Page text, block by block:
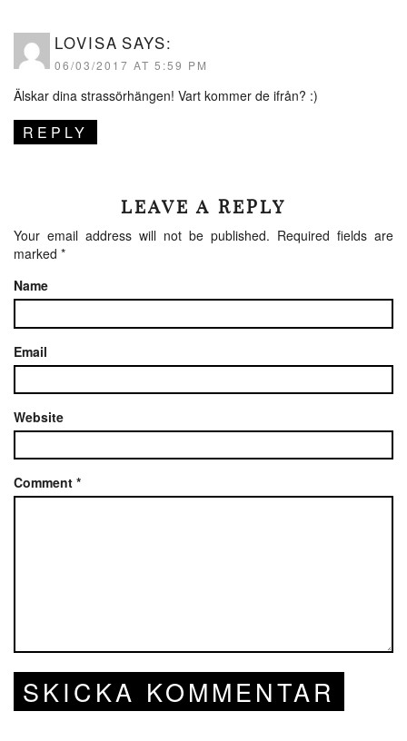
LOVISA SAYS:
06/03/2017 AT 5:59 PM
Älskar dina strassörhängen! Vart kommer de ifrån? :)
REPLY
LEAVE A REPLY
Your email address will not be published. Required fields are
marked *
Name
Email
Website
Comment *
SKICKA KOMMENTAR